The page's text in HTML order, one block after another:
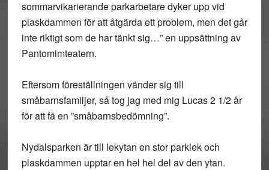
sommarvikarierande parkarbetare dyker upp vid
plaskdammen för att åtgärda ett problem, men det går
inte riktigt som de har tänkt sig…” en uppsättning av
Pantomimteatern.
Eftersom föreställningen vänder sig till
småbarnsfamiljer, så tog jag med mig Lucas 2 1/2 år
för att få en ”småbarnsbedömning”.
Nydalsparken är till lekytan en stor parklek och
plaskdammen upptar en hel hel del av den ytan.